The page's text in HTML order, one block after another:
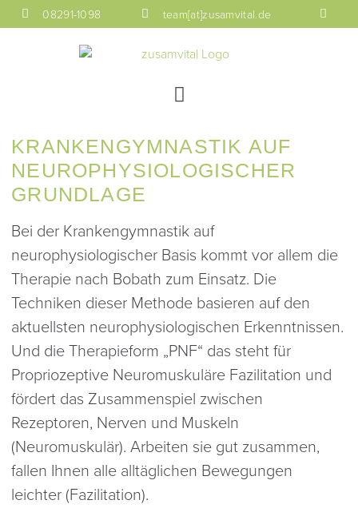
08291-1098 team[at]zusamvital.de
KRANKENGYMNASTIK AUF
NEUROPHYSIOLOGISCHER
GRUNDLAGE
Bei der Krankengymnastik auf
neurophysiologischer Basis kommt vor allem die
Therapie nach Bobath zum Einsatz. Die
Techniken dieser Methode basieren auf den
aktuellsten neurophysiologischen Erkenntnissen.
Und die Therapieform „PNF“ das steht für
Propriozeptive Neuromuskuläre Fazilitation und
fördert das Zusammenspiel zwischen
Rezeptoren, Nerven und Muskeln
(Neuromuskulär). Arbeiten sie gut zusammen,
fallen Ihnen alle alltäglichen Bewegungen
leichter (Fazilitation).